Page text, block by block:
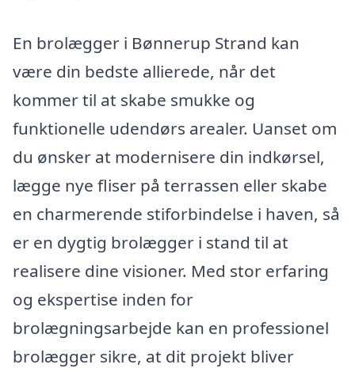
En brolægger i Bønnerup Strand kan
være din bedste allierede, når det
kommer til at skabe smukke og
funktionelle udendørs arealer. Uanset om
du ønsker at modernisere din indkørsel,
lægge nye fliser på terrassen eller skabe
en charmerende stiforbindelse i haven, så
er en dygtig brolægger i stand til at
realisere dine visioner. Med stor erfaring
og ekspertise inden for
brolægningsarbejde kan en professionel
brolægger sikre, at dit projekt bliver